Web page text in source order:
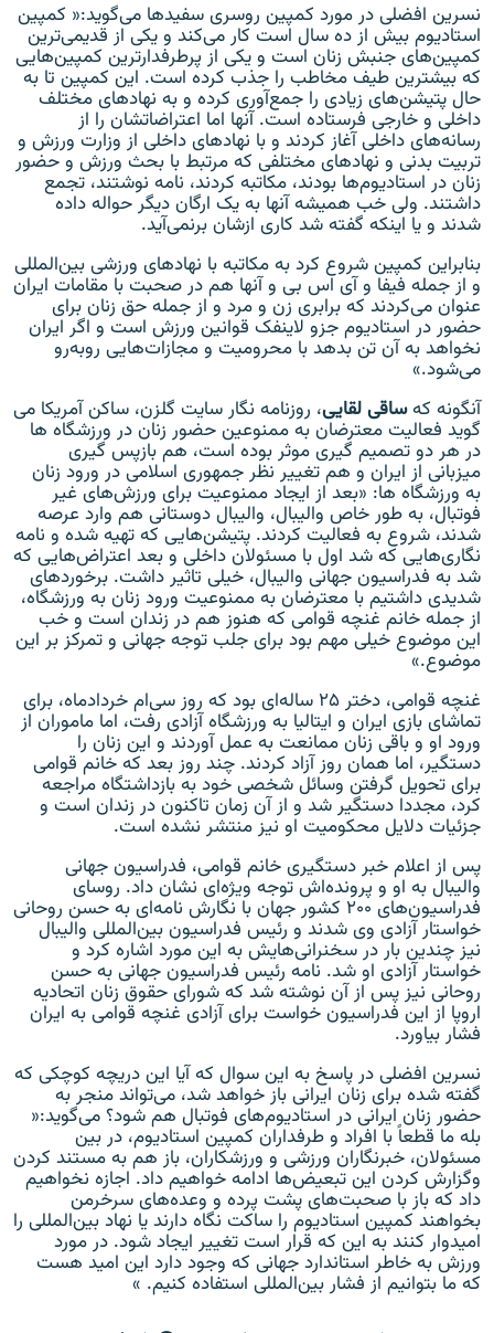
نسرین افضلی در مورد کمپین روسری سفیدها می‌گوید:« کمپین
استادیوم بیش از ده سال است کار می‌کند و یکی از قدیمی‌ترین
کمپین‌های جنبش زنان است و یکی از پرطرفدارترین کمپین‌هایی
که بیشترین طیف مخاطب را جذب کرده است. این کمپین تا به
حال پتیشن‌های زیادی را جمع‌آوری کرده و به نهادهای مختلف
داخلی و خارجی فرستاده است. آنها اما اعتراضاتشان را از
رسانه‌های داخلی آغاز کردند و با نهادهای داخلی از وزارت ورزش و
تربیت بدنی و نهادهای مختلفی که مرتبط با بحث ورزش و حضور
زنان در استادیوم‌ها بودند، مکاتبه کردند، نامه نوشتند، تجمع
داشتند. ولی خب همیشه آنها به یک ارگان دیگر حواله داده
شدند و یا اینکه گفته شد کاری ازشان برنمی‌آید.
بنابراین کمپین شروع کرد به مکاتبه با نهادهای ورزشی بین‌المللی
و از جمله فیفا و آی اس بی و آنها هم در صحبت‌ با مقامات ایران
عنوان می‌کردند که برابری زن و مرد و از جمله حق زنان برای
حضور در استادیوم جزو لاینفک قوانین ورزش است و اگر ایران
نخواهد به آن تن بدهد با محرومیت و مجازات‌هایی روبه‌رو
می‌شود.»
آنگونه کهساقی لقایی، روزنامه نگار سایت گلزن، ساکن آمریکا می
گوید فعالیت معترضان به ممنوعین حضور زنان در ورزشگاه ها
در هر دو تصمیم گیری موثر بوده است، هم بازپس گیری
میزبانی از ایران و هم تغییر نظر جمهوری اسلامی در ورود زنان
به ورزشگاه ها: «بعد از ایجاد ممنوعیت برای ورزش‌های غیر
فوتبال، به طور خاص والیبال، والیبال دوستانی هم وارد عرصه
شدند، شروع به فعالیت کردند. پتیشن‌هایی که تهیه شده و نامه
نگاری‌هایی که شد اول با مسئولان داخلی و بعد اعتراض‌هایی که
شد به فدراسیون جهانی والیبال، خیلی تاثیر داشت. برخوردهای
شدیدی داشتیم با معترضان به ممنوعیت ورود زنان به ورزشگاه،
از جمله خانم غنچه قوامی که هنوز هم در زندان است و خب
این موضوع خیلی مهم بود برای جلب توجه جهانی و تمرکز بر این
موضوع.»
غنچه قوامی، دختر ۲۵ ساله‌ای بود که روز سی‌ام خردادماه، برای
تماشای بازی ایران و ایتالیا به ورزشگاه آزادی رفت، اما ماموران از
ورود او و باقی زنان ممانعت به عمل آوردند و این زنان را
دستگیر، اما همان روز آزاد کردند. چند روز بعد که خانم قوامی
برای تحویل گرفتن وسائل شخصی خود به بازداشتگاه مراجعه
کرد، ‌مجددا دستگیر ‌شد و از آن زمان تاکنون در زندان است و
جزئیات دلایل محکومیت او نیز منتشر نشده است.
پس از اعلام خبر دستگیری خانم قوامی، فدراسیون جهانی
والیبال به او و پرونده‌اش توجه ویژه‌ای نشان داد. روسای
فدراسیون‌های ۲۰۰ کشور جهان با نگارش نامه‌ای به حسن روحانی
خواستار آزادی وی شدند و رئیس فدراسیون بین‌المللی والیبال
نیز چندین بار در سخنرانی‌هایش به این مورد اشاره کرد و
خواستار آزادی او شد. نامه رئیس فدراسیون جهانی به حسن
روحانی نیز پس از آن نوشته شد که شورای حقوق زنان اتحادیه
اروپا از این فدراسیون خواست برای آزادی غنچه قوامی به ایران
فشار بیاورد.
نسرین افضلی در پاسخ به این سوال که آیا این دریچه کوچکی که
گفته شده برای زنان ایرانی باز خواهد شد، می‌تواند منجر به
حضور زنان ایرانی در استادیوم‌های فوتبال هم شود؟ می‌گوید:«
بله ما قطعا‌ً با افراد و طرفداران کمپین استادیوم،‌ در بین
مسئولان، خبرنگاران ورزشی و ورزشکاران، باز هم به مستند کردن
وگزارش کردن این تبعیض‌ها ادامه خواهیم داد. اجازه نخواهیم
داد که باز با صحبت‌های پشت پرده و وعده‌های سرخرمن
بخواهند کمپین استادیوم را ساکت نگاه دارند یا نهاد بین‌المللی را
امیدوار کنند به این که قرار است تغییر ایجاد شود. در مورد
ورزش به خاطر استاندارد جهانی که وجود دارد این امید هست
که ما بتوانیم از فشار بین‌المللی استفاده کنیم. »